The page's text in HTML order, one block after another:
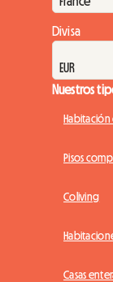
Divisa
Nuestros
Pisos
Coliving
Casas